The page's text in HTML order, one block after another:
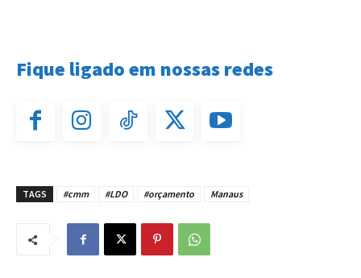
Fique ligado em nossas redes
TAGS #cmm #LDO #orçamento Manaus